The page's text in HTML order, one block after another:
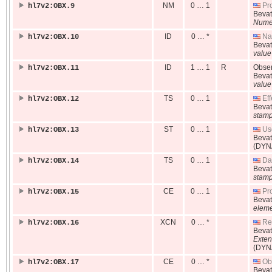
hl7v2:OBX.9
NM 0 … 1
hl7v2:OBX.10
ID 0 … *
hl7v2:OBX.11
ID 1 … 1 R
hl7v2:OBX.12
TS 0 … 1
hl7v2:OBX.13
ST 0 … 1
hl7v2:OBX.14
TS 0 … 1
hl7v2:OBX.15
CE 0 … 1
hl7v2:OBX.16
XCN 0 … *
hl7v2:OBX.17
CE 0 … *